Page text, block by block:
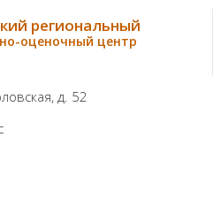
региональный
оценочный центр
д. 52